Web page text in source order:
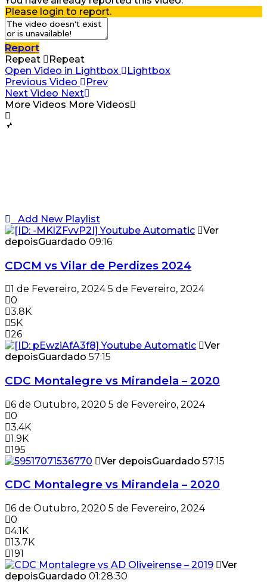
Please login to report.
Report
Repeat
Repeat
Open Video in Lightbox
Lightbox
Previous Video
Prev
Next Video Next
More Videos More Videos
Add New Playlist
Ver
depoisGuardado 09:16
CDCM vs Vilar de Perdizes 2024
1 de Fevereiro, 2024 5 de Fevereiro, 2024
0
3.8K
5K
26
Ver
depoisGuardado 57:15
CDC Montalegre vs Mirandela – 2020
6 de Outubro, 2020 5 de Fevereiro, 2024
0
3.4K
1.9K
195
Ver depoisGuardado 57:15
CDC Montalegre vs Mirandela – 2020
6 de Outubro, 2020 5 de Fevereiro, 2024
0
4.1K
13.7K
191
Ver
depoisGuardado 01:28:30